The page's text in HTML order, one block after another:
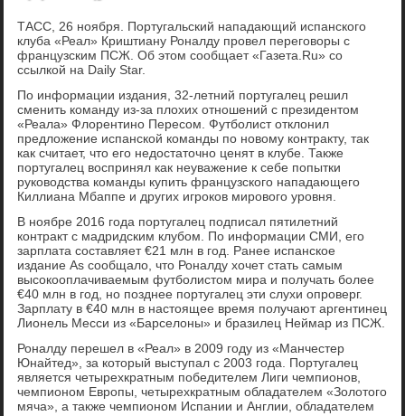
ТАСС, 26 ноября. Португальский нападающий испанского
клуба «Реал» Криштиану Роналду провел переговоры с
французским ПСЖ. Об этом сообщает «Газета.Ru» со
ссылкой на Daily Star.
По информации издания, 32-летний португалец решил
сменить команду из-за плохих отношений с президентом
«Реала» Флорентино Пересом. Футболист отклонил
предложение испанской команды по новому контракту, так
как считает, что его недостаточно ценят в клубе. Также
португалец воспринял как неуважение к себе попытки
руководства команды купить французского нападающего
Киллиана Мбаппе и других игроков мирового уровня.
В ноябре 2016 года португалец подписал пятилетний
контракт с мадридским клубом. По информации СМИ, его
зарплата составляет €21 млн в год. Ранее испанское
издание As сообщало, что Роналду хочет стать самым
высокооплачиваемым футболистом мира и получать более
€40 млн в год, но позднее португалец эти слухи опроверг.
Зарплату в €40 млн в настоящее время получают аргентинец
Лионель Месси из «Барселоны» и бразилец Неймар из ПСЖ.
Роналду перешел в «Реал» в 2009 году из «Манчестер
Юнайтед», за который выступал с 2003 года. Португалец
является четырехкратным победителем Лиги чемпионов,
чемпионом Европы, четырехкратным обладателем «Золотого
мяча», а также чемпионом Испании и Англии, обладателем